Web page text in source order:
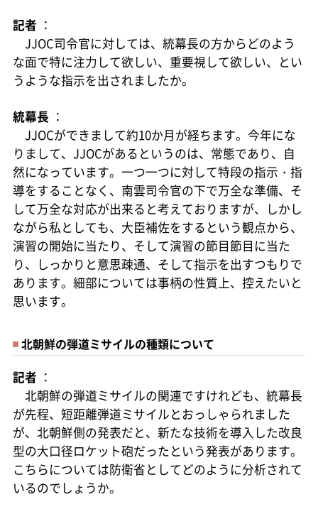
記者 ：
JJOC司令官に対しては、統幕長の方からどのよう
な面で特に注力して欲しい、重要視して欲しい、とい
うような指示を出されましたか。
統幕長 ：
JJOCができまして約10か月が経ちます。今年にな
りまして、JJOCがあるというのは、常態であり、自
然になっています。一つ一つに対して特段の指示・指
導をすることなく、南雲司令官の下で万全な準備、そ
して万全な対応が出来ると考えておりますが、しかし
ながら私としても、大臣補佐をするという観点から、
演習の開始に当たり、そして演習の節目節目に当た
り、しっかりと意思疎通、そして指示を出すつもりで
あります。細部については事柄の性質上、控えたいと
思います。
北朝鮮の弾道ミサイルの種類について
記者 ：
北朝鮮の弾道ミサイルの関連ですけれども、統幕長
が先程、短距離弾道ミサイルとおっしゃられました
が、北朝鮮側の発表だと、新たな技術を導入した改良
型の大口径ロケット砲だったという発表があります。
こちらについては防衛省としてどのように分析されて
いるのでしょうか。